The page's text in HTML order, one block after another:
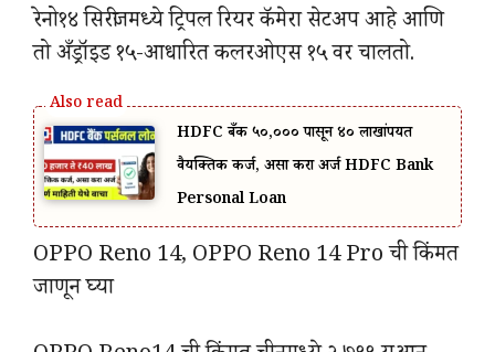
रेनो१४ सिरीजमध्ये ट्रिपल रियर कॅमेरा सेटअप आहे आणि
तो अँड्रॉइड १५-आधारित कलरओएस १५ वर चालतो.
HDFC बँक ₹५०,००० पासून ₹४० लाखांपर्यंत
वैयक्तिक कर्ज, असा करा अर्ज HDFC Bank
Personal Loan
OPPO Reno 14, OPPO Reno 14 Pro ची किंमत
जाणून घ्या